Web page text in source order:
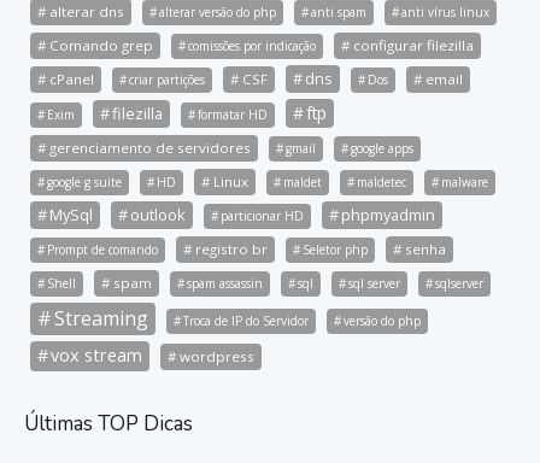
alterar dns alterar versão do php anti spam anti vírus linux
Comando grep comissões por indicação
configurar filezilla
cPanel
criar partições CSF dns Dos email
Exim filezilla formatar HD ftp
gerenciamento de servidores gmail
google apps
google g suite
HD Linux maldet maldetec malware
MySql outlook particionar HD phpmyadmin
Prompt de comando registro br Seletor php senha
Shell spam spam assassin sql sql server sqlserver
Streaming Troca de IP do Servidor versão do php
vox stream wordpress
Últimas TOP Dicas